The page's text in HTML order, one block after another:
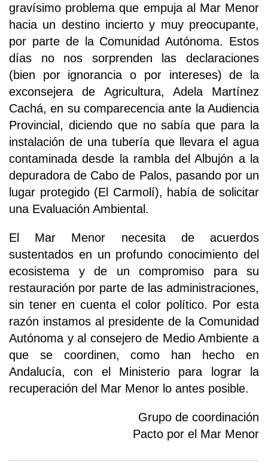
gravísimo problema que empuja al Mar Menor
hacia un destino incierto y muy preocupante,
por parte de la Comunidad Autónoma. Estos
días no nos sorprenden las declaraciones
(bien por ignorancia o por intereses) de la
exconsejera de Agricultura, Adela Martínez
Cachá, en su comparecencia ante la Audiencia
Provincial, diciendo que no sabía que para la
instalación de una tubería que llevara el agua
contaminada desde la rambla del Albujón a la
depuradora de Cabo de Palos, pasando por un
lugar protegido (El Carmolí), había de solicitar
una Evaluación Ambiental.
El Mar Menor necesita de acuerdos
sustentados en un profundo conocimiento del
ecosistema y de un compromiso para su
restauración por parte de las administraciones,
sin tener en cuenta el color político. Por esta
razón instamos al presidente de la Comunidad
Autónoma y al consejero de Medio Ambiente a
que se coordinen, como han hecho en
Andalucía, con el Ministerio para lograr la
recuperación del Mar Menor lo antes posible.
Grupo de coordinación
Pacto por el Mar Menor